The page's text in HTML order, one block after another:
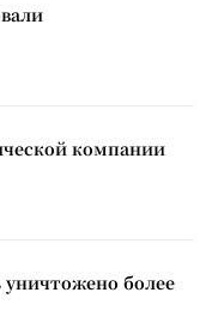
компании
уничтожено более